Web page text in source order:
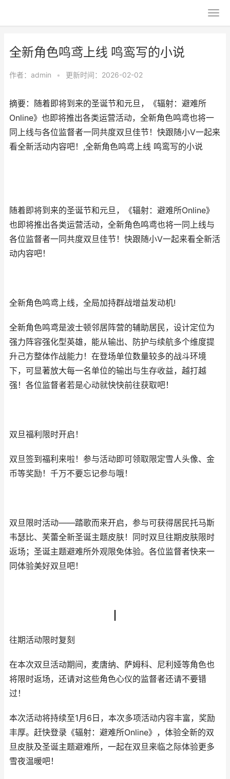
全新角色鸣鸢上线 鸣鸾写的小说
作者： admin • 更新时间：2026-02-02
摘要：​随着即将到来的圣诞节和元旦，《辐射：避难所
Online》也即将推出各类运营活动，全新角色鸣鸢也将一
同上线与各位监督者一同共度双旦佳节！快跟随小V一起来
看全新活动内容吧！,全新角色鸣鸢上线 鸣鸾写的小说
随着即将到来的圣诞节和元旦，《辐射：避难所Online》
也即将推出各类运营活动，全新角色鸣鸢也将一同上线与
各位监督者一同共度双旦佳节！快跟随小V一起来看全新活
动内容吧！
全新角色鸣鸢上线，全局加持群战增益发动机!
全新角色鸣鸢是波士顿邻居阵营的辅助居民，设计定位为
强力阵容强化型英雄，能从输出、防护与续航多个维度提
升己方整体作战能力！在登场单位数量较多的战斗环境
下，可显著放大每一名单位的输出与生存收益，越打越
强！各位监督者若是心动就快快前往获取吧！
双旦福利限时开启！
双旦签到福利来啦！参与活动即可领取限定雪人头像、金
币等奖励！千万不要忘记参与哦！
双旦限时活动——踏歌而来开启，参与可获得居民托马斯
韦瑟比、芙蕾全新圣诞主题皮肤！同时双旦往期皮肤限时
返场；圣诞主题避难所外观限免体验。各位监督者快来一
同体验美好双旦吧！
往期活动限时复刻
在本次双旦活动期间，麦唐纳、萨姆科、尼利娅等角色也
将限时返场，还请对这些角色心仪的监督者还请不要错
过！
本次活动将持续至1月6日，本次多项活动内容丰富，奖励
丰厚。赶快登录《辐射：避难所Online》，体验全新的双
旦皮肤及圣诞主题避难所，一起在双旦来临之际体验更多
雪夜温暖吧！